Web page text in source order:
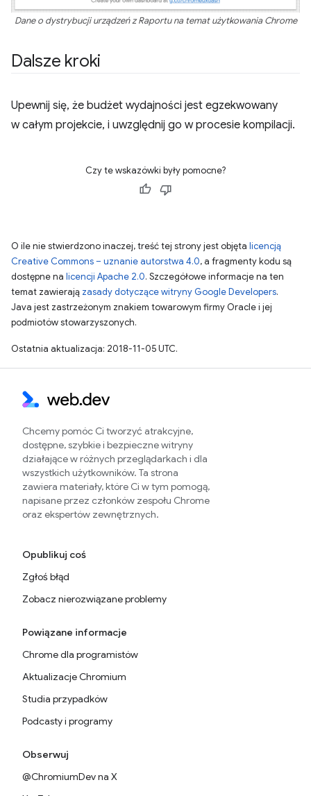
Dane o dystrybucji urządzeń z Raportu na temat użytkowania Chrome
Dalsze kroki
Upewnij się, że budżet wydajności jest egzekwowany
w całym projekcie, i uwzględnij go w procesie kompilacji.
Czy te wskazówki były pomocne?
O ile nie stwierdzono inaczej, treść tej strony jest objęta licencją
Creative Commons – uznanie autorstwa 4.0, a fragmenty kodu są
dostępne na licencji Apache 2.0. Szczegółowe informacje na ten
temat zawierają zasady dotyczące witryny Google Developers.
Java jest zastrzeżonym znakiem towarowym firmy Oracle i jej
podmiotów stowarzyszonych.
Ostatnia aktualizacja: 2018-11-05 UTC.
Chcemy pomóc Ci tworzyć atrakcyjne,
dostępne, szybkie i bezpieczne witryny
działające w różnych przeglądarkach i dla
wszystkich użytkowników. Ta strona
zawiera materiały, które Ci w tym pomogą,
napisane przez członków zespołu Chrome
oraz ekspertów zewnętrznych.
Opublikuj coś
Zgłoś błąd
Zobacz nierozwiązane problemy
Powiązane informacje
Chrome dla programistów
Aktualizacje Chromium
Studia przypadków
Podcasty i programy
Obserwuj
@ChromiumDev na X